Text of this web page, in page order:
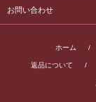
お問い合わせ
ホーム /
返品について /